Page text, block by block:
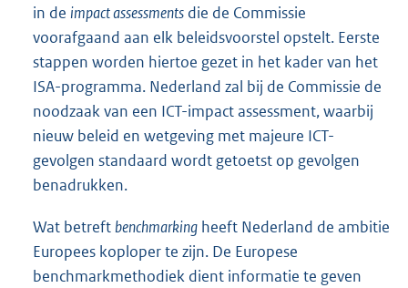
in de impact assessments die de Commissie
voorafgaand aan elk beleidsvoorstel opstelt. Eerste
stappen worden hiertoe gezet in het kader van het
ISA-programma. Nederland zal bij de Commissie de
noodzaak van een ICT-impact assessment, waarbij
nieuw beleid en wetgeving met majeure ICT-
gevolgen standaard wordt getoetst op gevolgen
benadrukken.
Wat betreftbenchmarking heeft Nederland de ambitie
Europees koploper te zijn. De Europese
benchmarkmethodiek dient informatie te geven